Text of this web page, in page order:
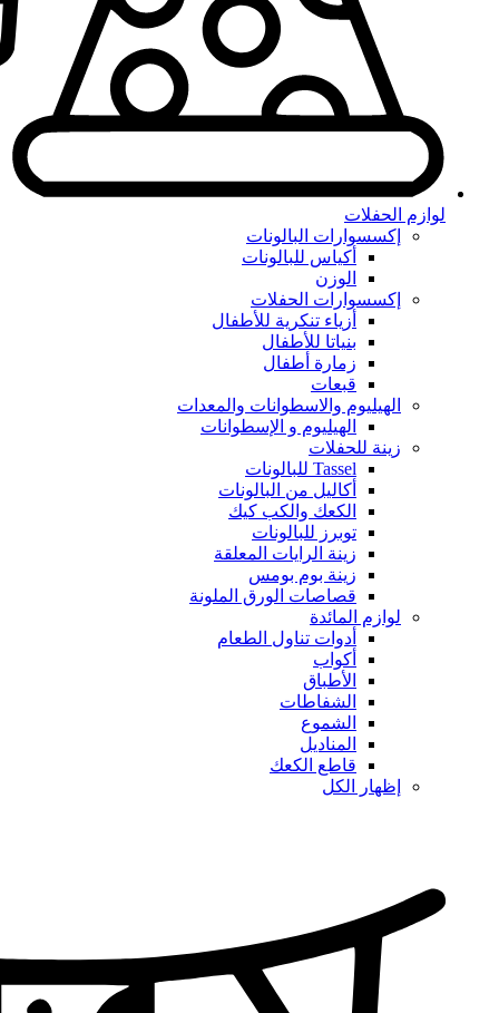
لوازم الحفلات
إكسسوارات البالونات
أكياس للبالونات
الوزن
إكسسوارات الحفلات
أزياء تنكرية للأطفال
بنياتا للأطفال
زمارة أطفال
قبعات
الهيليوم والاسطوانات والمعدات
الهيليوم و الإسطوانات
زينة للحفلات
Tassel للبالونات
أكاليل من البالونات
الكعك والكب كيك
توبرز للبالونات
زينة الرايات المعلقة
زينة بوم بومس
قصاصات الورق الملونة
لوازم المائدة
أدوات تناول الطعام
أكواب
الأطباق
الشفاطات
الشموع
المناديل
قاطع الكعك
إظهار الكل